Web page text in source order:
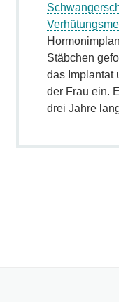
Stäbchen
das Implantat
der Frau ein.
drei Jahre